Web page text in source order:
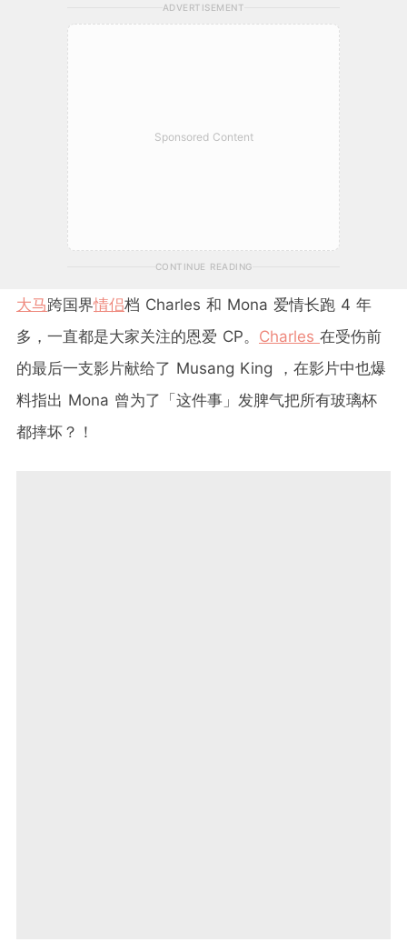
皆收获热烈反响。她通过 GirlStyle MY ，让读者们不管何时何地
都能掌握最新的资讯，让女性成为更好更潮的自己！
ADVERTISEMENT
Sponsored Content
CONTINUE READING
大马跨国界情侣档 Charles 和 Mona 爱情长跑 4 年
多，一直都是大家关注的恩爱 CP。 Charles 在受伤前
的最后一支影片献给了 Musang King ，在影片中也爆
料指出 Mona 曾为了「这件事」发脾气把所有玻璃杯
都摔坏？！